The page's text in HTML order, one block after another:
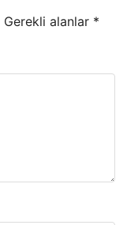
Gerekli alanlar *